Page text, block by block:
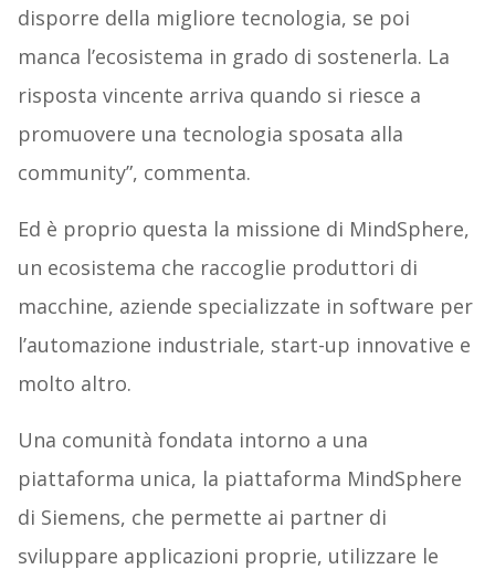
disporre della migliore tecnologia, se poi
manca l’ecosistema in grado di sostenerla. La
risposta vincente arriva quando si riesce a
promuovere una tecnologia sposata alla
community”, commenta.
Ed è proprio questa la missione di MindSphere,
un ecosistema che raccoglie produttori di
macchine, aziende specializzate in software per
l’automazione industriale, start-up innovative e
molto altro.
Una comunità fondata intorno a una
piattaforma unica, la piattaforma MindSphere
di Siemens, che permette ai partner di
sviluppare applicazioni proprie, utilizzare le